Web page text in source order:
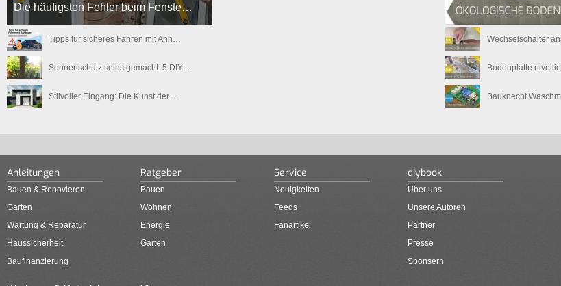
Die häufigsten Fehler beim Fenste…
Tipps für sicheres Fahren mit Anh…
Sonnenschutz selbstgemacht: 5 DIY…
Stilvoller Eingang: Die Kunst der…
Wechselschalter
Bodenplatte
Bauknecht
Anleitungen
Bauen & Renovieren
Garten
Wartung & Reparatur
Haussicherheit
Baufinanzierung
Ratgeber
Bauen
Wohnen
Energie
Garten
Service
Neuigkeiten
Feeds
Fanartikel
diybook
Über uns
Unsere Autoren
Partner
Presse
Sponsern